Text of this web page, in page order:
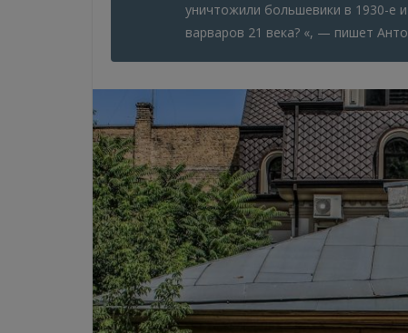
уничтожили большевики в 1930-е
варваров 21 века? «, — пишет